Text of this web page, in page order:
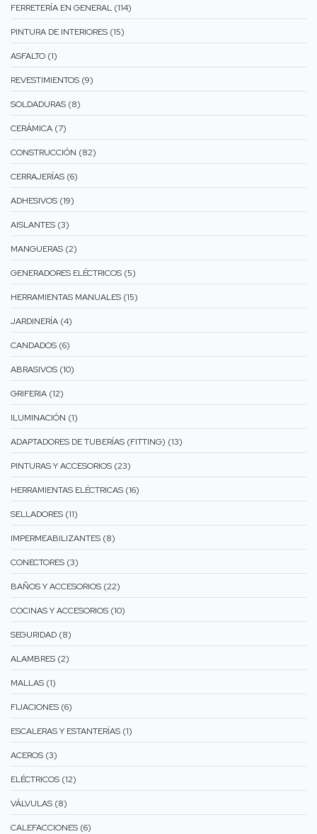
FERRETERÍA EN GENERAL (114)
PINTURA DE INTERIORES (15)
ASFALTO (1)
REVESTIMIENTOS (9)
SOLDADURAS (8)
CERÁMICA (7)
CONSTRUCCIÓN (82)
CERRAJERÍAS (6)
ADHESIVOS (19)
AISLANTES (3)
MANGUERAS (2)
GENERADORES ELÉCTRICOS (5)
HERRAMIENTAS MANUALES (15)
JARDINERÍA (4)
CANDADOS (6)
ABRASIVOS (10)
GRIFERIA (12)
ILUMINACIÓN (1)
ADAPTADORES DE TUBERÍAS (FITTING) (13)
PINTURAS Y ACCESORIOS (23)
HERRAMIENTAS ELÉCTRICAS (16)
SELLADORES (11)
IMPERMEABILIZANTES (8)
CONECTORES (3)
BAÑOS Y ACCESORIOS (22)
COCINAS Y ACCESORIOS (10)
SEGURIDAD (8)
ALAMBRES (2)
MALLAS (1)
FIJACIONES (6)
ESCALERAS Y ESTANTERÍAS (1)
ACEROS (3)
ELÉCTRICOS (12)
VÁLVULAS (8)
CALEFACCIONES (6)